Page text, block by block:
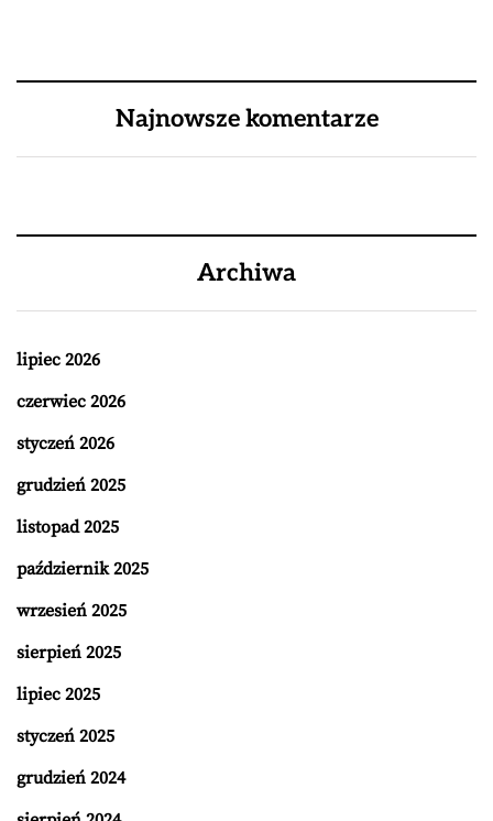
Najnowsze komentarze
Archiwa
lipiec 2026
czerwiec 2026
styczeń 2026
grudzień 2025
listopad 2025
październik 2025
wrzesień 2025
sierpień 2025
lipiec 2025
styczeń 2025
grudzień 2024